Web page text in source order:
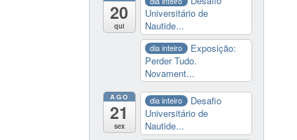
20
qui
Universitário de
Nautide...
dia inteiro
Exposição:
Perder Tudo.
Novament...
AGO
21
sex
dia inteiro
Desafio
Universitário de
Nautide...